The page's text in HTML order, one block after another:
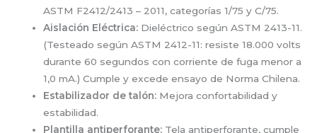
ASTM F2412/2413 – 2011, categorías 1/75 y C/75.
Aislación Eléctrica: Dieléctrico según ASTM 2413-11.
(Testeado según ASTM 2412-11: resiste 18.000 volts
durante 60 segundos con corriente de fuga menor a
1,0 mA.) Cumple y excede ensayo de Norma Chilena.
Estabilizador de talón: Mejora confortabilidad y
estabilidad.
Plantilla antiperforante: Tela antiperforante, cumple